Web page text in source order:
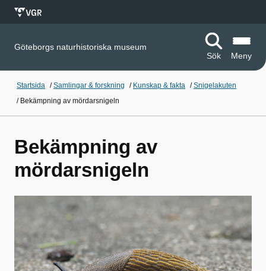
Göteborgs naturhistoriska museum
Sök
Meny
Startsida /Samlingar & forskning / Kunskap & fakta /Snigelakuten
/ Bekämpning av mördarsnigeln
Bekämpning av
mördarsnigeln